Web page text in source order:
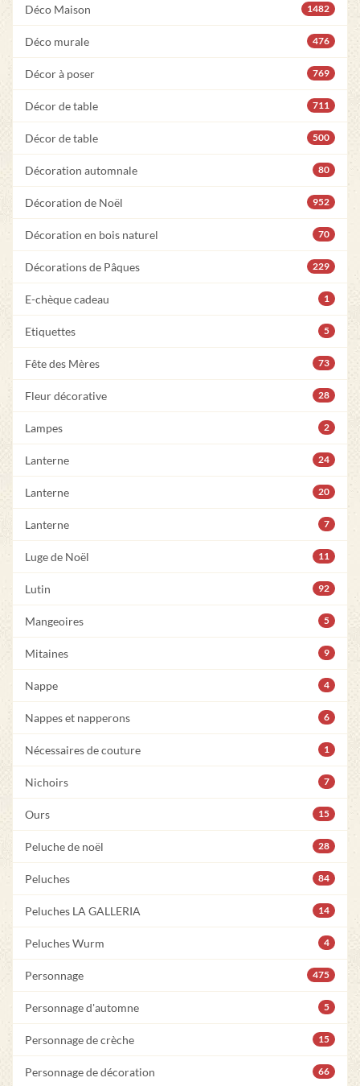
Déco Maison 1482
Déco murale 476
Décor à poser 769
Décor de table 711
Décor de table 500
Décoration automnale 80
Décoration de Noël 952
Décoration en bois naturel 70
Décorations de Pâques 229
E-chèque cadeau 1
Etiquettes 5
Fête des Mères 73
Fleur décorative 28
Lampes 2
Lanterne 24
Lanterne 20
Lanterne 7
Luge de Noël 11
Lutin 92
Mangeoires 5
Mitaines 9
Nappe 4
Nappes et napperons 6
Nécessaires de couture 1
Nichoirs 7
Ours 15
Peluche de noël 28
Peluches 84
Peluches LA GALLERIA 14
Peluches Wurm 4
Personnage 475
Personnage d'automne 5
Personnage de crèche 15
Personnage de décoration 66